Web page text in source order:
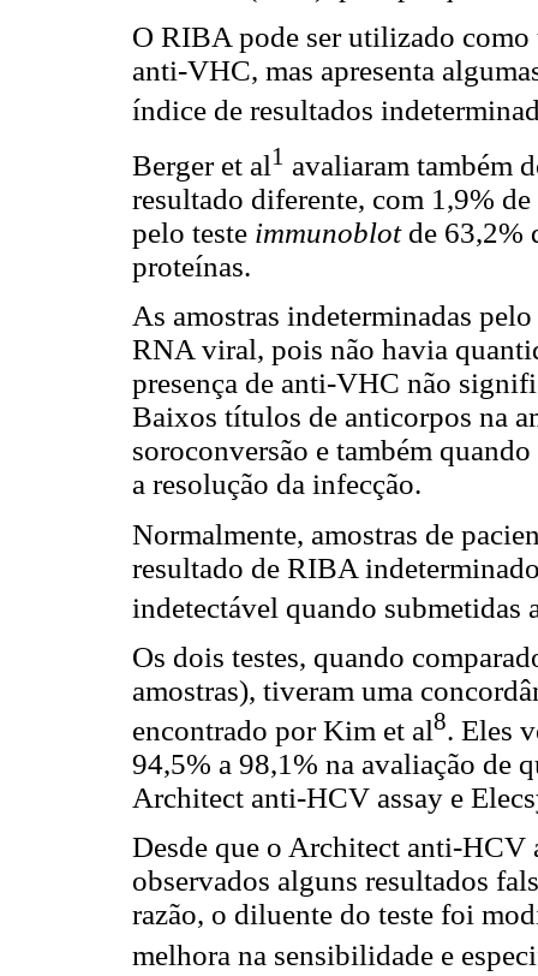
O RIBA pode ser utilizado
anti-VHC, mas apresenta
índice de resultados
Berger et al1 avaliaram também
resultado diferente, com 1,9%
pelo teste immunoblot de 63,2%
proteínas.
As amostras indeterminadas
RNA viral, pois não havia
presença de anti-VHC não
Baixos títulos de anticorpos na
soroconversão e também
a resolução da infecção.
Normalmente, amostras de
resultado de RIBA
indetectável quando submetidas
Os dois testes, quando
amostras), tiveram uma
encontrado por Kim et al8. Eles
94,5% a 98,1% na avaliação de
Architect anti-HCV assay e
Desde que o Architect anti-HCV
observados alguns resultados
razão, o diluente do teste foi
melhora na sensibilidade e